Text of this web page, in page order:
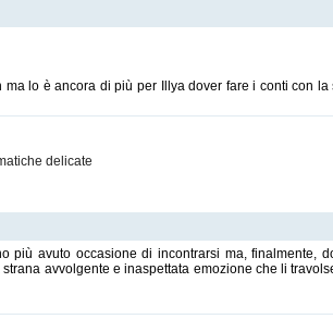
lo è ancora di più per Illya dover fare i conti con
delicate
più avuto occasione di incontrarsi ma, finalmente,
avvolgente e inaspettata emozione che li